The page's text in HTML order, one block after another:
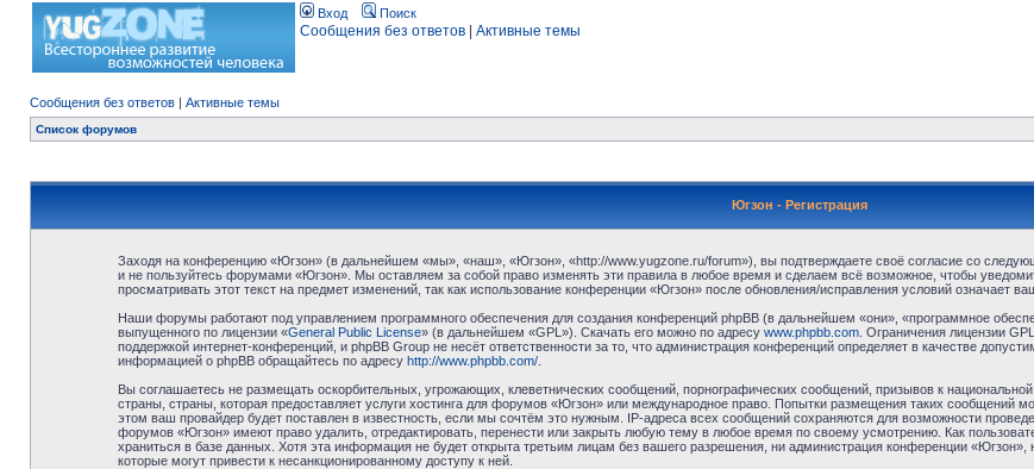
Вход Поиск
Сообщения без ответов Активные темы
Сообщения без ответов | Активные темы
Список форумов
Югзон - Регистрация
Заходя на конференцию «Югзон» (в дальнейшем «мы», «наш», «Югзон», «http://www.yugzone.ru/forum»), вы подтверждаете своё согласие со
и не пользуйтесь форумами «Югзон». Мы оставляем за собой право изменять эти правила в любое время и сделаем всё возможное, чтобы
просматривать этот текст на предмет изменений, так как использование конференции «Югзон» после обновления/исправления условий означает
Наши форумы работают под управлением программного обеспечения для создания конференций phpBB (в дальнейшем «они», «программное
выпущенного по лицензии «General Public License» (в дальнейшем «GPL»). Скачать его можно по адресу www.phpbb.com. Ограничения лицензии
поддержкой интернет-конференций, и phpBB Group не несёт ответственности за то, что администрация конференций определяет в качестве
информацией о phpBB обращайтесь по адресу http://www.phpbb.com/.
Вы соглашаетесь не размещать оскорбительных, угрожающих, клеветнических сообщений, порнографических сообщений, призывов к
страны, страны, которая предоставляет услуги хостинга для форумов «Югзон» или международное право. Попытки размещения таких сообщений
этом ваш провайдер будет поставлен в известность, если мы сочтём это нужным. IP-адреса всех сообщений сохраняются для возможности
форумов «Югзон» имеют право удалить, отредактировать, перенести или закрыть любую тему в любое время по своему усмотрению. Как
храниться в базе данных. Хотя эта информация не будет открыта третьим лицам без вашего разрешения, ни администрация конференции «Югзон»,
которые могут привести к несанкционированному доступу к ней.